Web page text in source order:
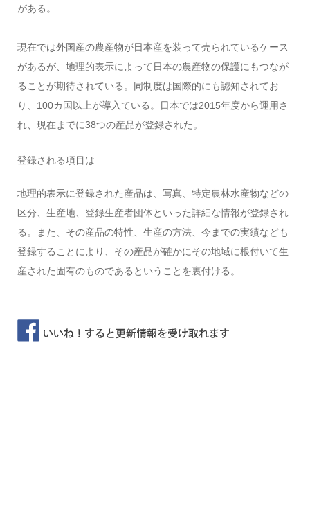
がある。
現在では外国産の農産物が日本産を装って売られているケース
があるが、地理的表示によって日本の農産物の保護にもつなが
ることが期待されている。同制度は国際的にも認知されてお
り、100カ国以上が導入ている。日本では2015年度から運用さ
れ、現在までに38つの産品が登録された。
登録される項目は
地理的表示に登録された産品は、写真、特定農林水産物などの
区分、生産地、登録生産者団体といった詳細な情報が登録され
る。また、その産品の特性、生産の方法、今までの実績なども
登録することにより、その産品が確かにその地域に根付いて生
産された固有のものであるということを裏付ける。